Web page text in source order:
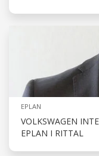
EPLAN
VOLKSWAGEN
EPLAN I RITTAL